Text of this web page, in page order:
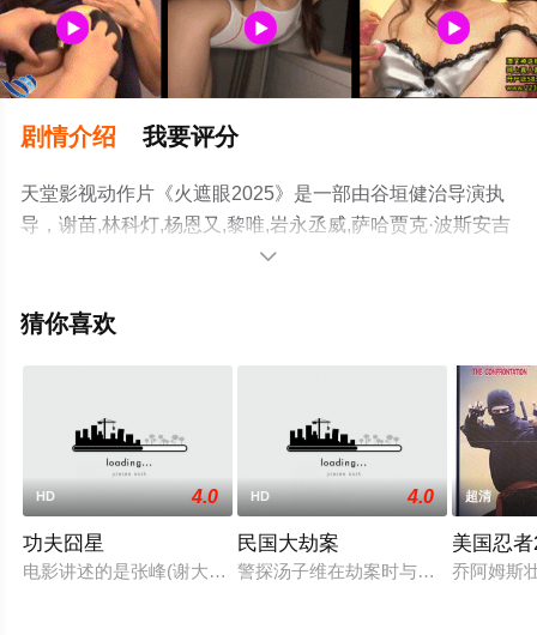
剧情介绍 我要评分
天堂影视动作片《火遮眼2025》是一部由谷垣健治导演执
导，谢苗,林科灯,杨恩又,黎唯,岩永丞威,萨哈贾克·波斯安吉
特,玛娜莎楠·潘叻翁固,郭峻卿,威奈·旺扬功,雅彦·鲁伊安,杰
删减完整版电影大全就上天堂电影网，更多相关信息可移

猜你喜欢
HD 4.0
功夫囧星
电影讲述的是张峰(谢大全饰演)从小就有个理想，那就是成为李
HD 4.0
民国大劫案
警探汤子维在劫案时与劫匪火拼对峙
超清
美国忍
乔阿姆斯